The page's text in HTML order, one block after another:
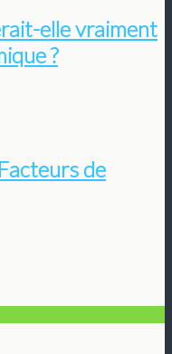
elle vraiment
?
de